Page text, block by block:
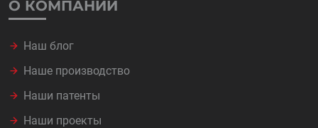
О КОМПАНИИ
Наш блог
Наше производство
Наши патенты
Наши проекты